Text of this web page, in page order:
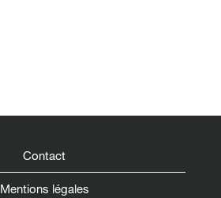
Contact
Mentions légales